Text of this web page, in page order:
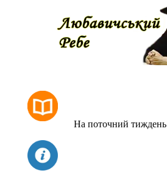
На поточний тиждень